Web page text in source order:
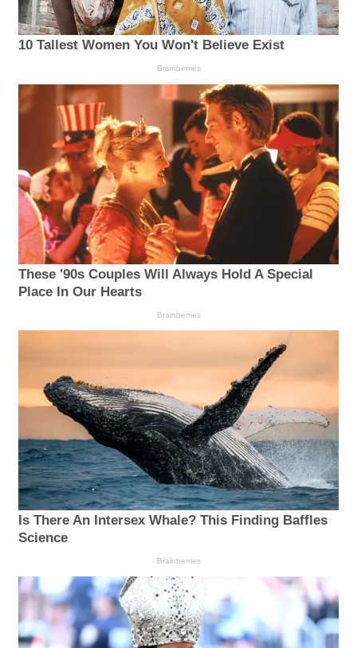
10 Tallest Women You Won't Believe Exist
Brainberries
These '90s Couples Will Always Hold A Special
Place In Our Hearts
Brainberries
Is There An Intersex Whale? This Finding Baffles
Science
Brainberries